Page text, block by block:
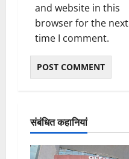
and website in this
browser for the next
time I comment.
संबंधित कहानियां